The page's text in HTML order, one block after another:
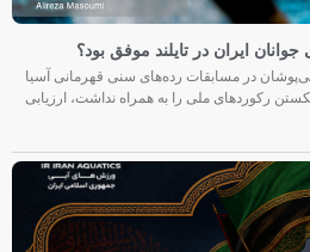
ایران در تایلند موفق بود؟
در مسابقات رده‌های سنی قهرمانی آسیا
شکستن رکوردهای ملی را به همراه نداشت، ارزیابی